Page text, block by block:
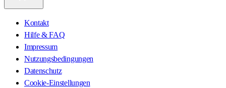
Kontakt
Hilfe & FAQ
Impressum
Nutzungsbedingungen
Datenschutz
Cookie-Einstellungen